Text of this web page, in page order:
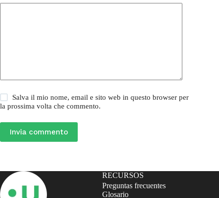
Salva il mio nome, email e sito web in questo browser per
la prossima volta che commento.
Invia commento
RECURSOS
Preguntas frecuentes
Glosario